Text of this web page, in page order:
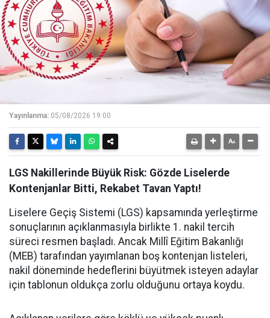
Yayınlanma: 05/08/2026 19:00
LGS Nakillerinde Büyük Risk: Gözde Liselerde
Kontenjanlar Bitti, Rekabet Tavan Yaptı!
Liselere Geçiş Sistemi (LGS) kapsamında yerleştirme
sonuçlarının açıklanmasıyla birlikte 1. nakil tercih
süreci resmen başladı. Ancak Millî Eğitim Bakanlığı
(MEB) tarafından yayımlanan boş kontenjan listeleri,
nakil döneminde hedeflerini büyütmek isteyen adaylar
için tablonun oldukça zorlu olduğunu ortaya koydu.